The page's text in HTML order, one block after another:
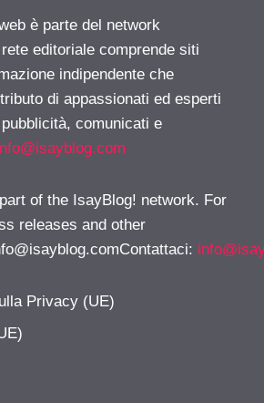
è parte del network
editoriale comprende siti
indipendente che
di appassionati ed esperti
comunicati e
of the IsayBlog! network. For
releases and other
:
Privacy (UE)